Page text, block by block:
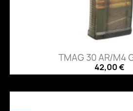
TMAG 30 AR/M4
42,00 €